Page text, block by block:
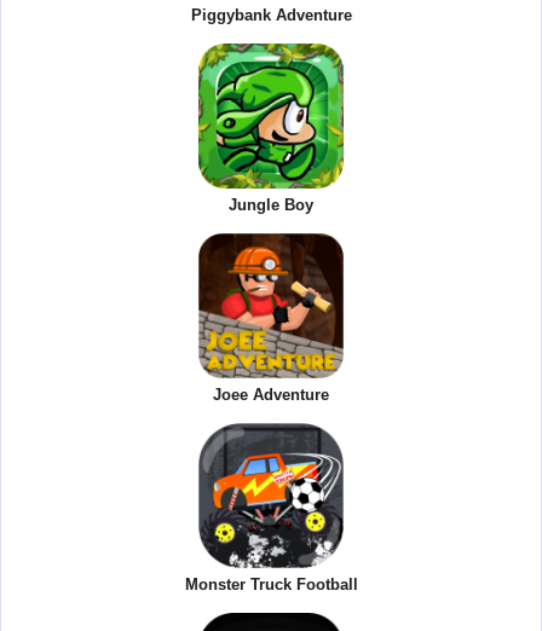
Piggybank Adventure
Jungle Boy
Joee Adventure
Monster Truck Football